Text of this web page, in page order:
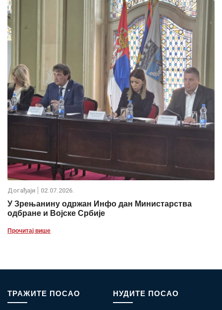
Дoгађаjи 02.07.2026.
У Зрењанину одржан Инфо дан Министарства
одбране и Војске Србије
Прочитај више
ТРАЖИТЕ ПОСАО НУДИТЕ ПОСАО